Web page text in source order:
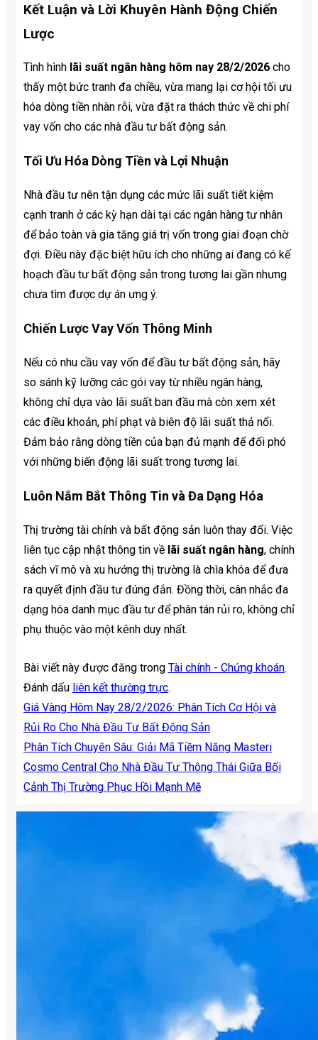
Kết Luận và Lời Khuyên Hành Động Chiến
Lược
Tình hình lãi suất ngân hàng hôm nay 28/2/2026 cho
thấy một bức tranh đa chiều, vừa mang lại cơ hội tối ưu
hóa dòng tiền nhàn rỗi, vừa đặt ra thách thức về chi phí
vay vốn cho các nhà đầu tư bất động sản.
Tối Ưu Hóa Dòng Tiền và Lợi Nhuận
Nhà đầu tư nên tận dụng các mức lãi suất tiết kiệm
cạnh tranh ở các kỳ hạn dài tại các ngân hàng tư nhân
để bảo toàn và gia tăng giá trị vốn trong giai đoạn chờ
đợi. Điều này đặc biệt hữu ích cho những ai đang có kế
hoạch đầu tư bất động sản trong tương lai gần nhưng
chưa tìm được dự án ưng ý.
Chiến Lược Vay Vốn Thông Minh
Nếu có nhu cầu vay vốn để đầu tư bất động sản, hãy
so sánh kỹ lưỡng các gói vay từ nhiều ngân hàng,
không chỉ dựa vào lãi suất ban đầu mà còn xem xét
các điều khoản, phí phạt và biên độ lãi suất thả nổi.
Đảm bảo rằng dòng tiền của bạn đủ mạnh để đối phó
với những biến động lãi suất trong tương lai.
Luôn Nắm Bắt Thông Tin và Đa Dạng Hóa
Thị trường tài chính và bất động sản luôn thay đổi. Việc
liên tục cập nhật thông tin về lãi suất ngân hàng, chính
sách vĩ mô và xu hướng thị trường là chìa khóa để đưa
ra quyết định đầu tư đúng đắn. Đồng thời, cân nhắc đa
dạng hóa danh mục đầu tư để phân tán rủi ro, không chỉ
phụ thuộc vào một kênh duy nhất.
Bài viết này được đăng trong Tài chính - Chứng khoán.
Đánh dấu liên kết thường trực.
Giá Vàng Hôm Nay 28/2/2026: Phân Tích Cơ Hội và
Rủi Ro Cho Nhà Đầu Tư Bất Động Sản
Phân Tích Chuyên Sâu: Giải Mã Tiềm Năng Masteri
Cosmo Central Cho Nhà Đầu Tư Thông Thái Giữa Bối
Cảnh Thị Trường Phục Hồi Mạnh Mẽ